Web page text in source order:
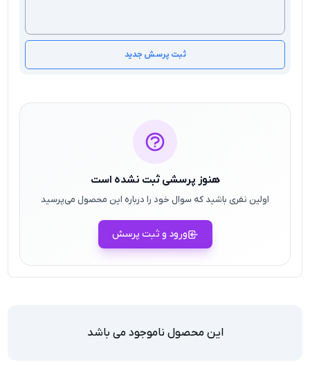
ثبت پرسش جدید
هنوز پرسشی ثبت نشده است
اولین نفری باشید که سوال خود را درباره این محصول می‌پرسید
ورود و ثبت پرسش
این محصول ناموجود می باشد